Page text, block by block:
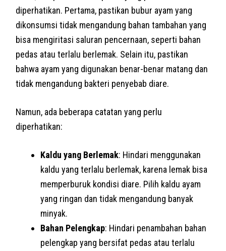
diperhatikan. Pertama, pastikan bubur ayam yang
dikonsumsi tidak mengandung bahan tambahan yang
bisa mengiritasi saluran pencernaan, seperti bahan
pedas atau terlalu berlemak. Selain itu, pastikan
bahwa ayam yang digunakan benar-benar matang dan
tidak mengandung bakteri penyebab diare.
Namun, ada beberapa catatan yang perlu
diperhatikan:
Kaldu yang Berlemak: Hindari menggunakan
kaldu yang terlalu berlemak, karena lemak bisa
memperburuk kondisi diare. Pilih kaldu ayam
yang ringan dan tidak mengandung banyak
minyak.
Bahan Pelengkap: Hindari penambahan bahan
pelengkap yang bersifat pedas atau terlalu